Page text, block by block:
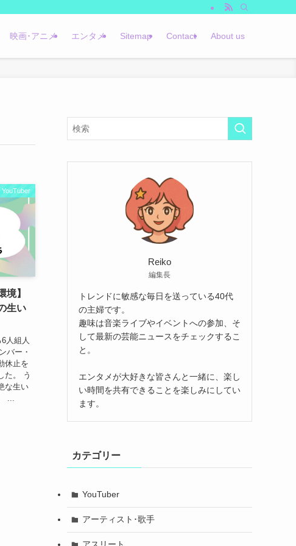
映画･アニメ エンタメ Sitemap Contact About us
YouTuber
境】
生い
人組人
バー・
休止を
た。 う
な生い
...
Reiko
編集長
トレンドに敏感な毎日を送っている40代
の主婦です。
趣味は音楽ライブやイベントへの参加、そ
して最新の芸能ニュースをチェックするこ
と。
エンタメが大好きな皆さんと一緒に、楽し
い時間を共有できることを楽しみにしてい
ます。
カテゴリー
YouTuber
アーティスト･歌手